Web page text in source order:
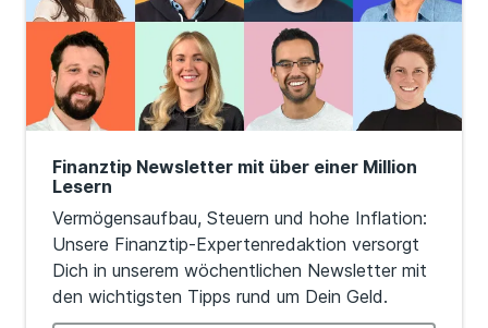
Finanztip Newsletter mit über einer Million
Lesern
Vermögensaufbau, Steuern und hohe Inflation:
Unsere Finanztip-Expertenredaktion versorgt
Dich in unserem wöchentlichen Newsletter mit
den wichtigsten Tipps rund um Dein Geld.